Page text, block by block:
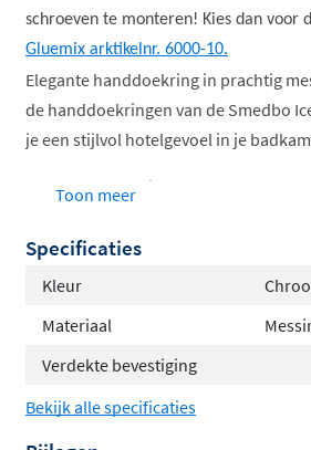
schroeven te monteren! Kies dan voor
Gluemix arktikelnr. 6000-10.
Elegante handdoekring in prachtig
de handdoekringen van de Smedbo
je een stijlvol hotelgevoel in je
Deze handdoekring met een kern van
fabrieksgarantie. Het is perfect voor
badhanddoek. Creëer een nieuwe
de producten uit de tijdloze Smedbo
Materiaal: Messing
Toon meer
Specificaties
Kleur
Materiaal
Verdekte bevestiging
Bekijk alle specificaties